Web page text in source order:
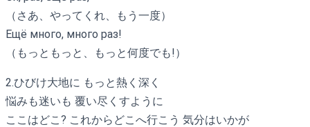
（さあ、やってくれ、もう一度）
Ещё много, много раз!
（もっともっと、もっと何度でも!）
2.ひびけ大地に もっと熱く深く
悩みも迷いも 覆い尽くすように
ここはどこ? これからどこへ行こう 気分はいかが